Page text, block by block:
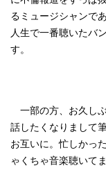
るミュージシャンで
人生で一番聴いたバ
す。
一部の方、お久し
話したくなりまして
お互いに。忙しかっ
ゃくちゃ音楽聴いて